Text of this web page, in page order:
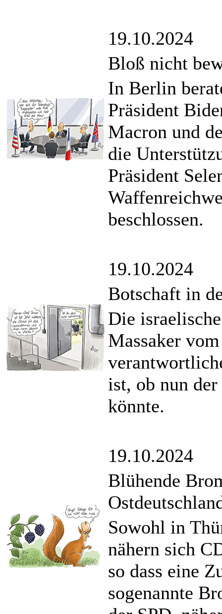
19.10.2024
Bloß nicht
In Berlin
Präsident
Macron und
die
Präsident
beschlossen.
19.10.2024
Botschaft in
Die
Massaker
ist, ob nun
könnte.
19.10.2024
Blühende
Sowohl in
nähern sich
so dass eine
sogenannte